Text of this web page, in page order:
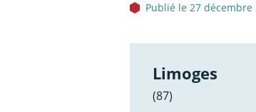
Publié le 27 décembre
Limoges
(87)